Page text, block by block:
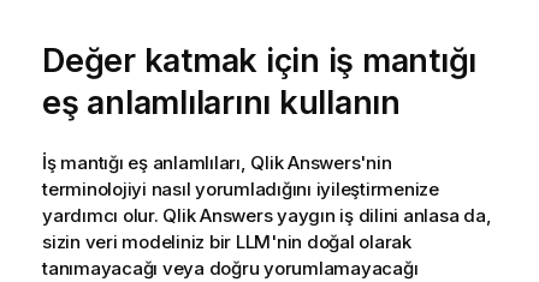
Değer katmak için iş mantığı
eş anlamlılarını kullanın
İş mantığı eş anlamlıları, Qlik Answers'nin
terminolojiyi nasıl yorumladığını iyileştirmenize
yardımcı olur. Qlik Answersyaygın iş dilini anlasa da,
sizin veri modeliniz bir LLM'nin doğal olarak
tanımayacağı veya doğru yorumlamayacağı